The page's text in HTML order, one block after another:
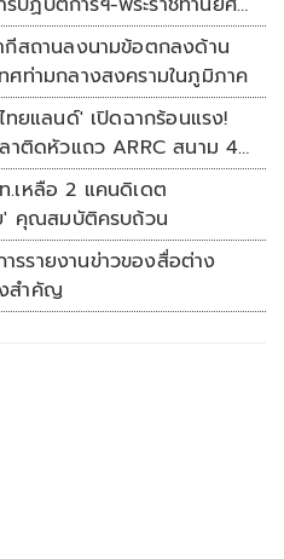
กีสถานลงนามข้อตกลงด้าน
ศท่ามกลางสงครามในภูมิภาค
ทยแลนด์' เปิดฉากร้อนแรง!
าติดหัวแถว ARRC สนาม 4
.เหลือ 2 แคนดิเดต
' คุณสมบัติครบถ้วน
รรายงานข่าวของสื่อต่าง
งสำคัญ